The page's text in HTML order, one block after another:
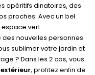
apéritifs dinatoires, des
proches. Avec un bel
vert
nouvelles personnes
sublimer votre jardin et
? Dans les 2 cas, vous
, profitez enfin de